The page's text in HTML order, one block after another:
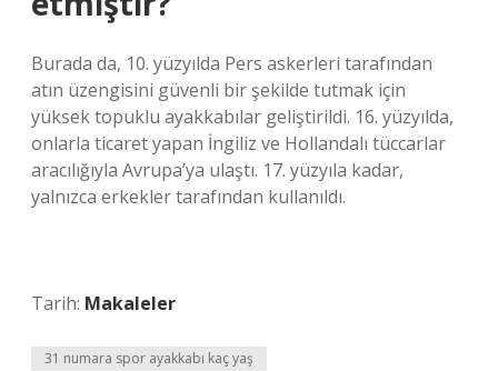
Burada da, 10. yüzyılda Pers askerleri tarafından
atın üzengisini güvenli bir şekilde tutmak için
yüksek topuklu ayakkabılar geliştirildi. 16. yüzyılda,
onlarla ticaret yapan İngiliz ve Hollandalı tüccarlar
aracılığıyla Avrupa’ya ulaştı. 17. yüzyıla kadar,
yalnızca erkekler tarafından kullanıldı.
Tarih: Makaleler
31 numara spor ayakkabı kaç yaş